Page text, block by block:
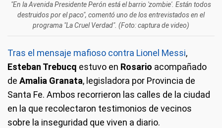
"En la Avenida Presidente Perón está el barrio 'zombie'. Están todos
destruidos por el paco", comentó uno de los entrevistados en el
programa "La Cruel Verdad". (Foto: captura de video)
Tras el mensaje mafioso contra Lionel Messi,
Esteban Trebucq estuvo en Rosario acompañado
de Amalia Granata, legisladora por Provincia de
Santa Fe. Ambos recorrieron las calles de la ciudad
en la que recolectaron testimonios de vecinos
sobre la inseguridad que viven a diario.